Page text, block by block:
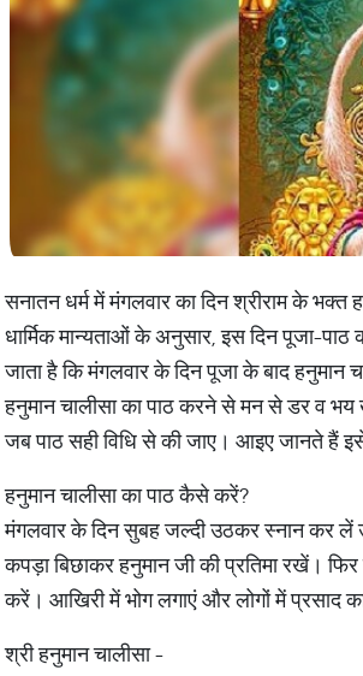
सनातन धर्म में मंगलवार का दिन श्रीराम के भक्त
धार्मिक मान्यताओं के अनुसार, इस दिन पूजा-
जाता है कि मंगलवार के दिन पूजा के बाद हनुमान
हनुमान चालीसा का पाठ करने से मन से डर व भय
जब पाठ सही विधि से की जाए। आइए जानते हैं
हनुमान चालीसा का पाठ कैसे करें?
मंगलवार के दिन सुबह जल्दी उठकर स्नान कर
कपड़ा बिछाकर हनुमान जी की प्रतिमा रखें।
करें। आखिरी में भोग लगाएं और लोगों में प्रसाद
श्री हनुमान चालीसा -